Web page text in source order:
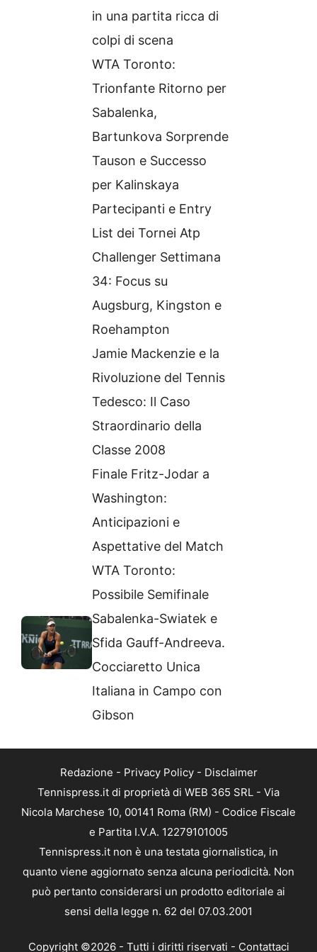
in una partita ricca di
colpi di scena
WTA Toronto:
Trionfante Ritorno per
Sabalenka,
Bartunkova Sorprende
Tauson e Successo
per Kalinskaya
Partecipanti e Entry
List dei Tornei Atp
Challenger Settimana
34: Focus su
Augsburg, Kingston e
Roehampton
Jamie Mackenzie e la
Rivoluzione del Tennis
Tedesco: Il Caso
Straordinario della
Classe 2008
Finale Fritz-Jodar a
Washington:
Anticipazioni e
Aspettative del Match
WTA Toronto:
Possibile Semifinale
Sabalenka-Swiatek e
Sfida Gauff-Andreeva.
Cocciaretto Unica
Italiana in Campo con
Gibson
Redazione - Privacy Policy- Disclaimer
Tennispress.it di proprietà di WEB 365 SRL - Via
Nicola Marchese 10, 00141 Roma (RM) - Codice Fiscale
e Partita I.V.A. 12279101005
Tennispress.it non è una testata giornalistica, in
quanto viene aggiornato senza alcuna periodicità. Non
può pertanto considerarsi un prodotto editoriale ai
sensi della legge n. 62 del 07.03.2001
Copyright ©2026 - Tutti i diritti riservati - Contattaci